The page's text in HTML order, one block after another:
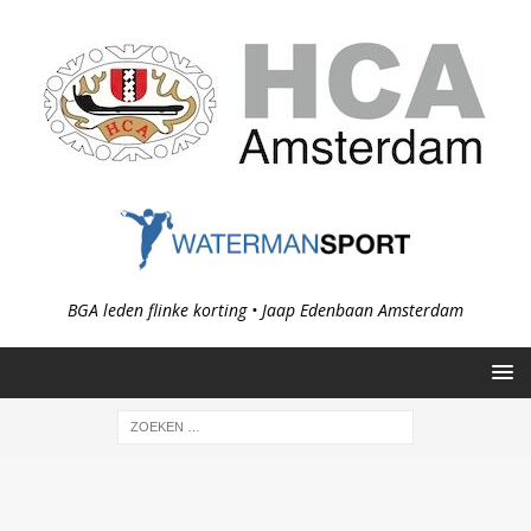
BGA leden flinke korting • Jaap Edenbaan Amsterdam